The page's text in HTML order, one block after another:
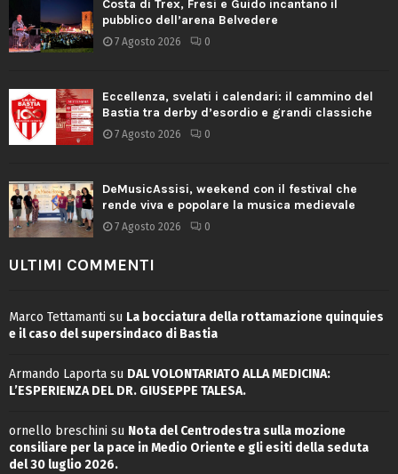
Costa di Trex, Fresi e Guido incantano il
pubblico dell’arena Belvedere
7 Agosto 2026 0
Eccellenza, svelati i calendari: il cammino del
Bastia tra derby d’esordio e grandi classiche
7 Agosto 2026 0
DeMusicAssisi, weekend con il festival che
rende viva e popolare la musica medievale
7 Agosto 2026 0
ULTIMI COMMENTI
Marco Tettamanti su La bocciatura della rottamazione quinquies
e il caso del supersindaco di Bastia
Armando Laporta su DAL VOLONTARIATO ALLA MEDICINA:
L’ESPERIENZA DEL DR. GIUSEPPE TALESA.
ornello breschini su Nota del Centrodestra sulla mozione
consiliare per la pace in Medio Oriente e gli esiti della seduta
del 30 luglio 2026.